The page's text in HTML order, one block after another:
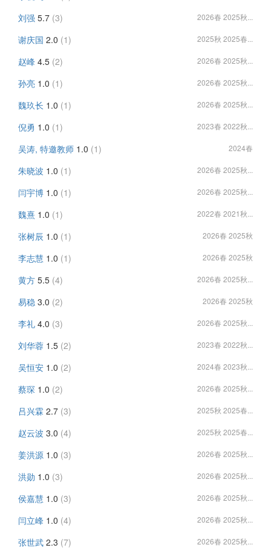
刘强 5.7 (3) 2026春 2025秋...
谢庆国 2.0 (1) 2025秋 2025春...
赵峰 4.5 (2) 2026春 2025秋...
孙亮 1.0 (1) 2026春 2025秋...
魏玖长 1.0 (1) 2026春 2025秋...
倪勇 1.0 (1) 2023春 2022秋...
吴涛, 特邀教师 1.0 (1) 2024春
朱晓波 1.0 (1) 2026春 2025秋...
闫宇博 1.0 (1) 2026春 2025秋...
魏熹 1.0 (1) 2022春 2021秋...
张树辰 1.0 (1) 2026春 2025秋
李志慧 1.0 (1) 2026春 2025秋
黄方 5.5 (4) 2026春 2025秋...
易稳 3.0 (2) 2026春 2025秋
李礼 4.0 (3) 2026春 2025秋...
刘华蓉 1.5 (2) 2023春 2022秋...
吴恒安 1.0 (2) 2024春 2023秋...
蔡琛 1.0 (2) 2026春 2025秋...
吕兴霖 2.7 (3) 2025秋 2025春...
赵云波 3.0 (4) 2025秋 2025春...
姜洪源 1.0 (3) 2026春 2025秋...
洪勋 1.0 (3) 2026春 2025秋...
侯嘉慧 1.0 (3) 2026春 2025秋...
闫立峰 1.0 (4) 2026春 2025秋...
张世武 2.3 (7) 2026春 2025秋...